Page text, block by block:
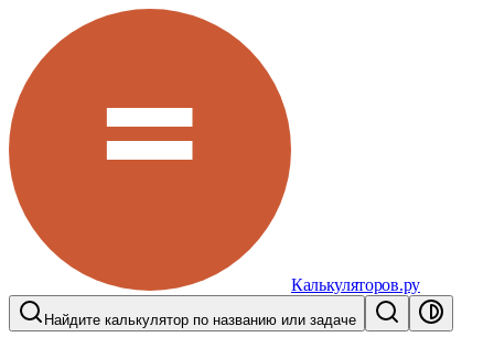
Калькуляторов.ру
Найдите калькулятор по названию или задаче